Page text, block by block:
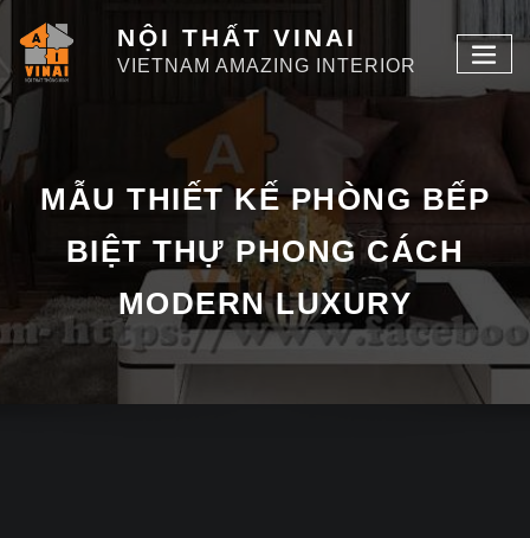
NỘI THẤT VINAI
VIETNAM AMAZING INTERIOR
MẪU THIẾT KẾ PHÒNG BẾP
BIỆT THỰ PHONG CÁCH
MODERN LUXURY